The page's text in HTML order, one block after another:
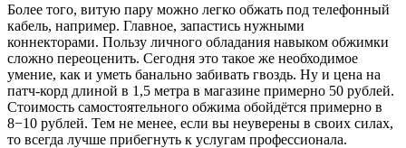
Более того, витую пару можно легко обжать под телефонный
кабель, например. Главное, запастись нужными
коннекторами. Пользу личного обладания навыком обжимки
сложно переоценить. Сегодня это такое же необходимое
умение, как и уметь банально забивать гвоздь. Ну и цена на
патч-корд длиной в 1,5 метра в магазине примерно 50 рублей.
Стоимость самостоятельного обжима обойдётся примерно в
8−10 рублей. Тем не менее, если вы неуверены в своих силах,
то всегда лучше прибегнуть к услугам профессионала.